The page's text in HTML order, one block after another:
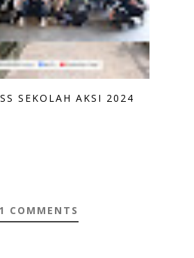
SEKOLAH AKSI 2024
1 COMMENTS